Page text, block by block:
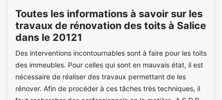
Toutes les informations à savoir sur les
travaux de rénovation des toits à Salice
dans le 20121
Des interventions incontournables sont à faire pour les toits
des immeubles. Pour celles qui sont en mauvais état, il est
nécessaire de réaliser des travaux permettant de les
rénover. Afin de procéder à ces tâches très techniques, il